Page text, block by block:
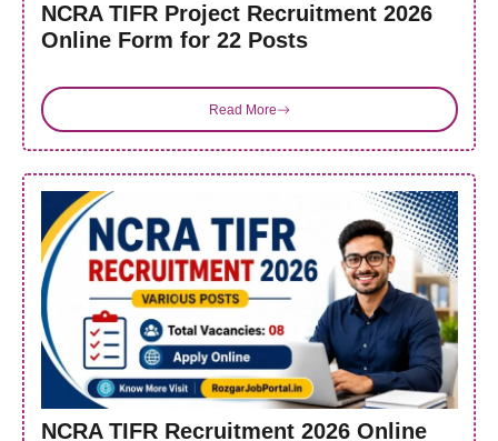
NCRA TIFR Project Recruitment 2026
Online Form for 22 Posts
Read More
NCRA TIFR Recruitment 2026 Online